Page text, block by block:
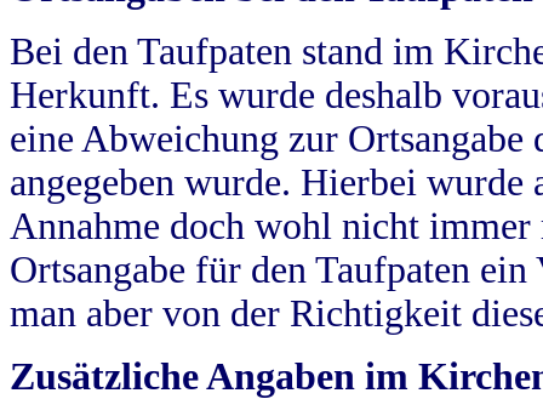
Bei den Taufpaten stand im
Herkunft. Es wurde deshalb
eine Abweichung zur
angegeben wurde. Hierbei wurde
Annahme doch wohl nicht
Ortsangabe für den Taufpaten
man aber von der Richtigkeit
Zusätzliche Angaben im